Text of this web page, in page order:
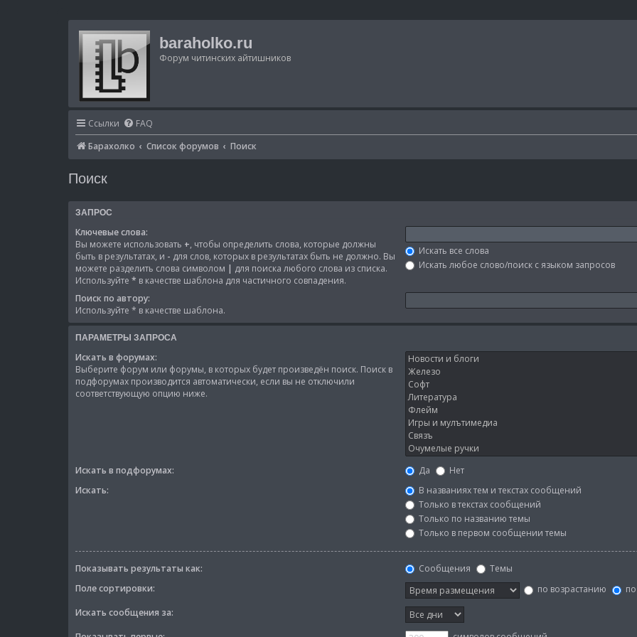
baraholko.ru
Форум читинских айтишников
Ссылки
FAQ
Барахолко
Список форумов Поиск
Поиск
ЗАПРОС
Ключевые слова:
Вы можете использовать +, чтобы определить слова, которые должны
быть в результатах, и - для слов, которых в результатах быть не должно. Вы
можете разделить слова символом | для поиска любого слова из списка.
Используйте * в качестве шаблона для частичного совпадения.
Искать все слова
Искать любое слово/поиск с языком запросов
Поиск по автору:
Используйте * в качестве шаблона.
ПАРАМЕТРЫ ЗАПРОСА
Искать в форумах:
Выберите форум или форумы, в которых будет произведён поиск. Поиск в
подфорумах производится автоматически, если вы не отключили
соответствующую опцию ниже.
Искать в подфорумах: Да
Нет
Искать:
В названиях тем и текстах сообщений
Только в текстах сообщений
Только по названию темы
Только в первом сообщении темы
Показывать результаты как: Сообщения
Темы
Поле сортировки:
по возрастанию
Искать сообщения за: